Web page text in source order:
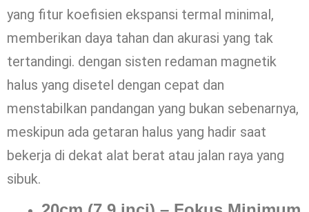
yang fitur koefisien ekspansi termal minimal,
memberikan daya tahan dan akurasi yang tak
tertandingi. dengan sisten redaman magnetik
halus yang disetel dengan cepat dan
menstabilkan pandangan yang bukan sebenarnya,
meskipun ada getaran halus yang hadir saat
bekerja di dekat alat berat atau jalan raya yang
sibuk.